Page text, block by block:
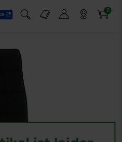
Suchfeld einblenden
Markt-Angebote 0
Artikel